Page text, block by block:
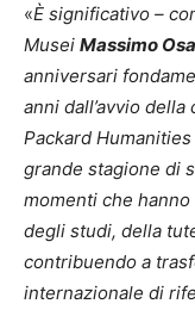
«È significativo –
Musei Massimo
anniversari
anni dall’avvio
Packard
grande stagione di
momenti che
degli studi, della
contribuendo a
internazionale di